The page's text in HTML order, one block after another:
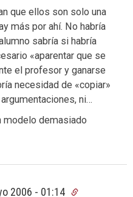
que ellos son solo una
más por ahí. No habría
sabría si habría
«aparentar que se
el profesor y ganarse
necesidad de «copiar»
ni…
modelo demasiado
2006 - 01:14